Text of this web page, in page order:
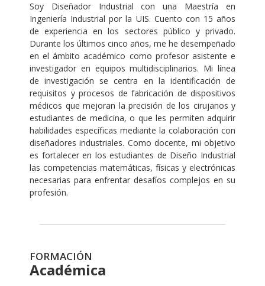
Soy Diseñador Industrial con una Maestría en
Ingeniería Industrial por la UIS. Cuento con 15 años
de experiencia en los sectores público y privado.
Durante los últimos cinco años, me he desempeñado
en el ámbito académico como profesor asistente e
investigador en equipos multidisciplinarios. Mi línea
de investigación se centra en la identificación de
requisitos y procesos de fabricación de dispositivos
médicos que mejoran la precisión de los cirujanos y
estudiantes de medicina, o que les permiten adquirir
habilidades específicas mediante la colaboración con
diseñadores industriales. Como docente, mi objetivo
es fortalecer en los estudiantes de Diseño Industrial
las competencias matemáticas, físicas y electrónicas
necesarias para enfrentar desafíos complejos en su
profesión.
FORMACIÓN
Académica